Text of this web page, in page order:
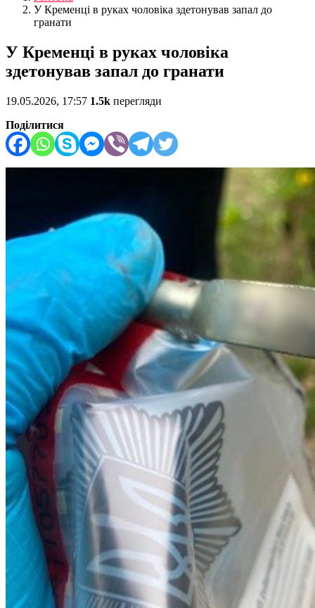
У Кременці в руках чоловіка здетонував запал до
гранати
У Кременці в руках чоловіка
здетонував запал до гранати
19.05.2026, 17:57 1.5k перегляди
Поділитися